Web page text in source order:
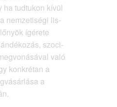
ha tud­tu­kon kívül
nem­ze­ti­sé­gi lis­
ígé­re­te
szo­ci­
való
konk­ré­tan a
a